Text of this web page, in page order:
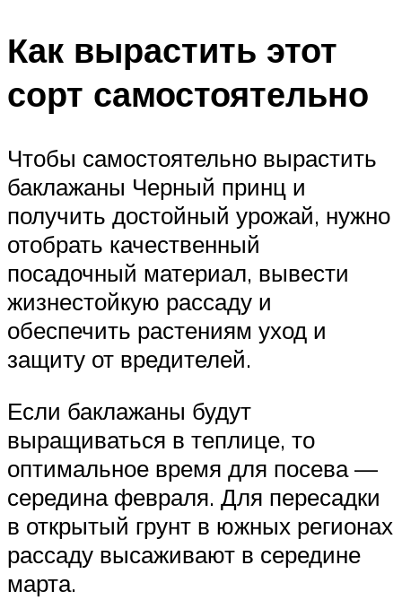
Как вырастить этот
сорт самостоятельно
Чтобы самостоятельно вырастить
баклажаны Черный принц и
получить достойный урожай, нужно
отобрать качественный
посадочный материал, вывести
жизнестойкую рассаду и
обеспечить растениям уход и
защиту от вредителей.
Если баклажаны будут
выращиваться в теплице, то
оптимальное время для посева —
середина февраля. Для пересадки
в открытый грунт в южных регионах
рассаду высаживают в середине
марта.